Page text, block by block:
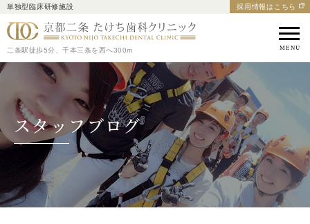
単独型臨床研修施設 採用情報はこちら
京都市中京区の歯医者
二条駅徒歩5分、千本三条を西へ300m
スタッフブログ